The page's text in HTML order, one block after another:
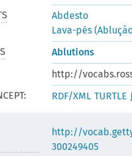
Abdesto
Lava-pés
Ablutions
http://
RDF/XML TURTLE
http://
300249405